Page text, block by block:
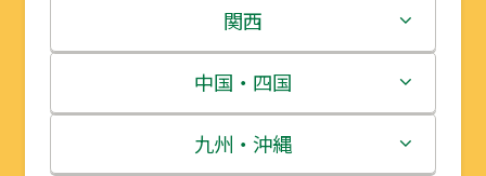
岩手県
宮城県
秋田県
栃木県
群馬県
埼玉県
新潟県
富山県
石川県
関西
三重県
滋賀県
中国・四国
鳥取県
九州・沖縄